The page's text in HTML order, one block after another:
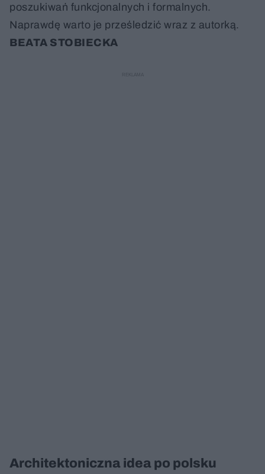
poszukiwań funkcjonalnych i formalnych.
Naprawdę warto je prześledzić wraz z autorką.
BEATA STOBIECKA
Architektoniczna idea po polsku